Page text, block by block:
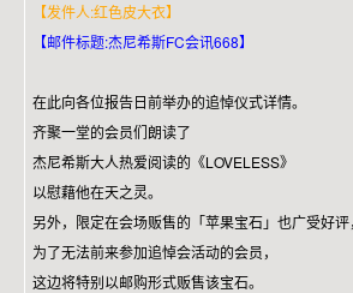
【发件人:红色皮大衣】
【邮件标题:杰尼希斯FC会讯668】
在此向各位报告日前举办的追悼仪式详情。
齐聚一堂的会员们朗读了
杰尼希斯大人热爱阅读的《LOVELESS》
以慰藉他在天之灵。
另外，限定在会场贩售的「苹果宝石」也广受好评，
为了无法前来参加追悼会活动的会员，
这边将特别以邮购形式贩售该宝石。